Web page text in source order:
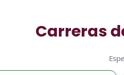
Carreras